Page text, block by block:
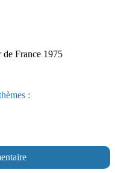
France 1975
: